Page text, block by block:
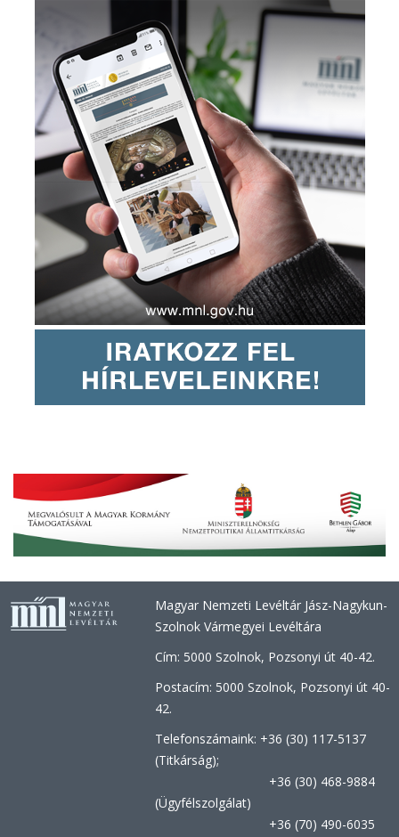
Magyar Nemzeti Levéltár Jász-Nagykun-
Szolnok Vármegyei Levéltára
Cím: 5000 Szolnok, Pozsonyi út 40-42.
Postacím: 5000 Szolnok, Pozsonyi út 40-
42.
Telefonszámaink: +36 (30) 117-5137
(Titkárság);
+36 (30) 468-9884
(Ügyfélszolgálat)
+36 (70) 490-6035